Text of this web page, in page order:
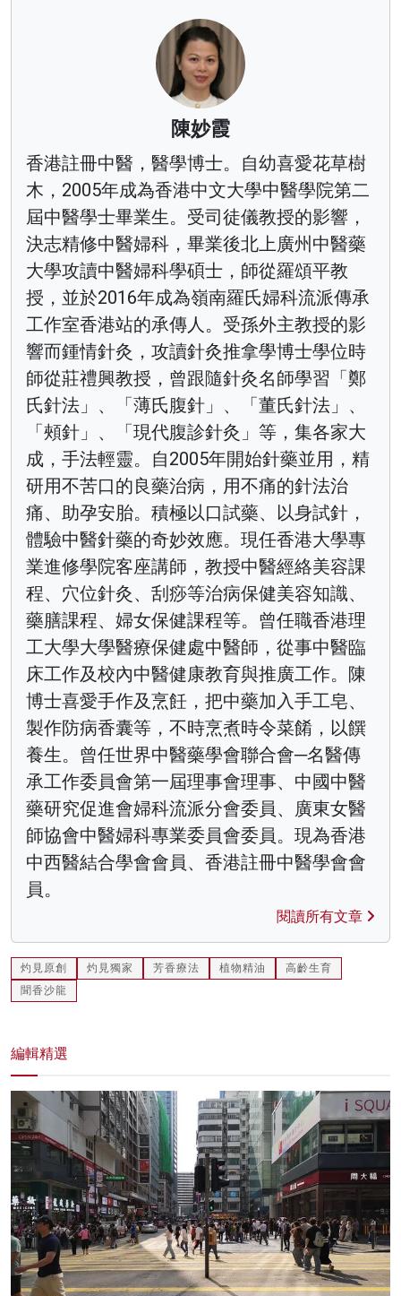
陳妙霞
香港註冊中醫，醫學博士。自幼喜愛花草樹
木，2005年成為香港中文大學中醫學院第二
屆中醫學士畢業生。受司徒儀教授的影響，
決志精修中醫婦科，畢業後北上廣州中醫藥
大學攻讀中醫婦科學碩士，師從羅頌平教
授，並於2016年成為嶺南羅氏婦科流派傳承
工作室香港站的承傳人。受孫外主教授的影
響而鍾情針灸，攻讀針灸推拿學博士學位時
師從莊禮興教授，曾跟隨針灸名師學習「鄭
氏針法」、「薄氏腹針」、「董氏針法」、
「頰針」、「現代腹診針灸」等，集各家大
成，手法輕靈。自2005年開始針藥並用，精
研用不苦口的良藥治病，用不痛的針法治
痛、助孕安胎。積極以口試藥、以身試針，
體驗中醫針藥的奇妙效應。現任香港大學專
業進修學院客座講師，教授中醫經絡美容課
程、穴位針灸、刮痧等治病保健美容知識、
藥膳課程、婦女保健課程等。曾任職香港理
工大學大學醫療保健處中醫師，從事中醫臨
床工作及校內中醫健康教育與推廣工作。陳
博士喜愛手作及烹飪，把中藥加入手工皂、
製作防病香囊等，不時烹煮時令菜餚，以饌
養生。曾任世界中醫藥學會聯合會─名醫傳
承工作委員會第一屆理事會理事、中國中醫
藥研究促進會婦科流派分會委員、廣東女醫
師協會中醫婦科專業委員會委員。現為香港
中西醫結合學會會員、香港註冊中醫學會會
員。
閱讀所有文章
灼見原創 灼見獨家 芳香療法 植物精油
高齡生育
聞香沙龍
編輯精選